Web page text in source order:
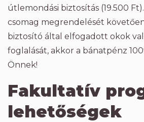
útlemondási biztosítás (19.500
csomag megrendelését
biztosító által elfogadott okok
foglalását, akkor a bánatpénz
Önnek!
Fakultatív
lehetőségek